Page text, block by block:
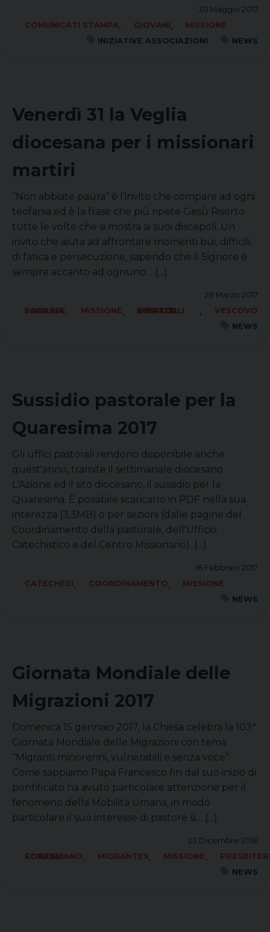
30 Maggio 2017
COMUNICATI STAMPA, GIOVANI,
MISSIONE
INIZIATIVE ASSOCIAZIONI
NEWS
Venerdì 31 la Veglia
diocesana per i missionari
martiri
“Non abbiate paura” è l’invito che compare ad ogni
teofania ed è la frase che più ripete Gesù Risorto
tutte le volte che si mostra ai suoi discepoli. Un
invito che aiuta ad affrontare momenti bui, difficili,
di fatica e persecuzione, sapendo che il Signore è
sempre accanto ad ognuno… [...]
28 Marzo 2017
FORANIA SACILESE, MISSIONE, RITIRI ED ESERCIZI SPIRITUALI ,
VESCOVO
NEWS
Sussidio pastorale per la
Quaresima 2017
Gli uffici pastorali rendono disponibile anche
quest'anno, tramite il settimanale diocesano
L'Azione ed il sito diocesano, il sussidio per la
Quaresima. È possibile scaricarlo in PDF nella sua
interezza (3,3MB) o per sezioni (dalle pagine del
Coordinamento della pastorale, dell'Ufficio
Catechistico e del Centro Missionario). [...]
16 Febbraio 2017
CATECHESI, COORDINAMENTO,
MISSIONE
NEWS
Giornata Mondiale delle
Migrazioni 2017
Domenica 15 gennaio 2017, la Chiesa celebra la 103ª
Giornata Mondiale delle Migrazioni con tema
“Migranti minorenni, vulnerabili e senza voce”.
Come sappiamo Papa Francesco fin dal suo inizio di
pontificato ha avuto particolare attenzione per il
fenomeno della Mobilità Umana, in modo
particolare il suo interesse di pastore si… [...]
23 Dicembre 2016
FORANIA CONEGLIANO, MIGRANTES, MISSIONE,
NEWS